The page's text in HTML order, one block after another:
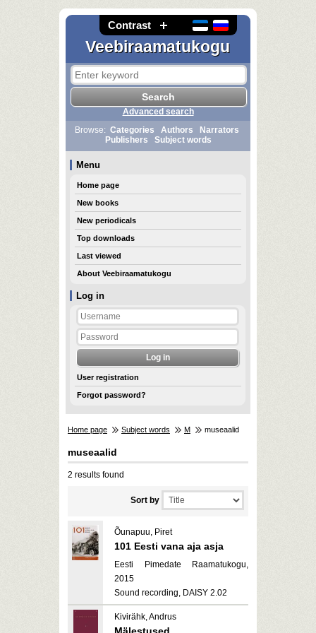
Contrast
Veebiraamatukogu
Log in
User registration
Forgot password?
Advanced search
Browse: Categories Authors
Narrators
Publishers
Subject words
Menu
Home page
New books
New periodicals
Top downloads
Last viewed
About Veebiraamatukogu
Home page Subject words M museaalid
museaalid
2 results found
Sort by
Õunapuu, Piret
101 Eesti vana aja asja
Eesti Pimedate Raamatukogu,
2015
Sound recording, DAISY 2.02
Kivirähk, Andrus